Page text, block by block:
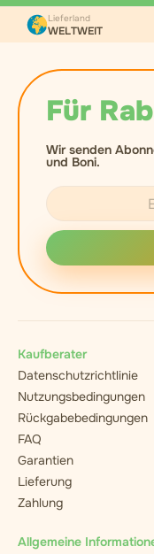
Für
Wir senden
und Boni.
Lieferland
WELTWEIT
Kaufberater
Datenschutzrichtlinie
Nutzungsbedingungen
Rückgabebedingungen
FAQ
Garantien
Lieferung
Zahlung
Allgemeine